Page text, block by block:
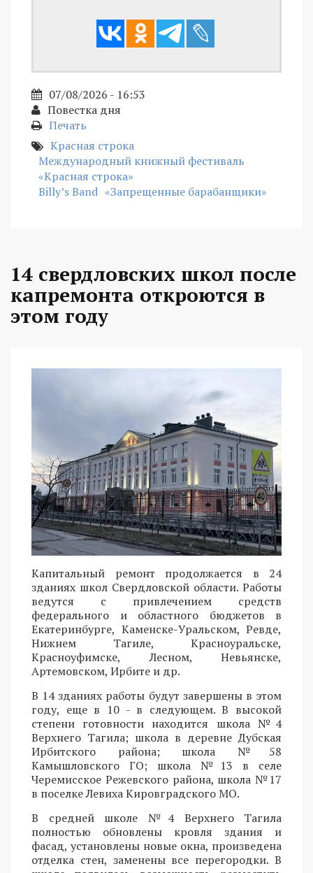
07/08/2026 - 16:53
Повестка дня
Печать
Красная строка
Международный книжный фестиваль
«Красная строка»
Billy’s Band «Запрещенные барабанщики»
14 свердловских школ после
капремонта откроются в
этом году
Капитальный ремонт продолжается в 24
зданиях школ Свердловской области. Работы
ведутся с привлечением средств
федерального и областного бюджетов в
Екатеринбурге, Каменске-Уральском, Ревде,
Нижнем Тагиле, Красноуральске,
Красноуфимске, Лесном, Невьянске,
Артемовском, Ирбите и др.
В 14 зданиях работы будут завершены в этом
году, еще в 10 - в следующем. В высокой
степени готовности находится школа №4
Верхнего Тагила; школа в деревне Дубская
Ирбитского района; школа №58
Камышловского ГО; школа №13 в селе
Черемисское Режевского района, школа №17
в поселке Левиха Кировградского МО.
В средней школе №4 Верхнего Тагила
полностью обновлены кровля здания и
фасад, установлены новые окна, произведена
отделка стен, заменены все перегородки. В